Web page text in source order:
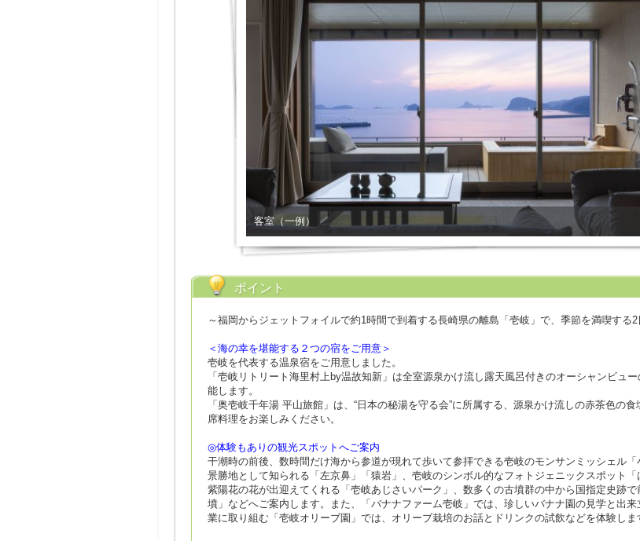
客室（一例）
ポイント
～福岡からジェットフォイルで約1時間で到着する長崎県の離島「壱岐」で、季節を満喫する2
＜海の幸を堪能する２つの宿をご用意＞
壱岐を代表する温泉宿をご用意しました。
「壱岐リトリート海里村上by温故知新」は全室源泉かけ流し露天風呂付きのオーシャンビュ
能します。
「奥壱岐千年湯 平山旅館」は、“日本の秘湯を守る会”に所属する、源泉かけ流しの赤茶色の
席料理をお楽しみください。
◎体験もありの観光スポットへご案内
干潮時の前後、数時間だけ海から参道が現れて歩いて参拝できる壱岐のモンサンミッシェル「
景勝地として知られる「左京鼻」「猿岩」、壱岐のシンボル的なフォトジェニックスポット「
紫陽花の花が出迎えてくれる「壱岐あじさいパーク」、数多くの古墳群の中から国指定史跡
墳」などへご案内します。また、「バナナファーム壱岐」では、珍しいバナナ園の見学と出
業に取り組む「壱岐オリーブ園」では、オリーブ栽培のお話とドリンクの試飲などを体験しま